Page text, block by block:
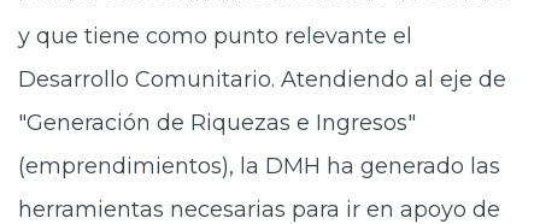
y que tiene como punto relevante el
Desarrollo Comunitario. Atendiendo al eje de
"Generación de Riquezas e Ingresos"
(emprendimientos), la DMH ha generado las
herramientas necesarias para ir en apoyo de